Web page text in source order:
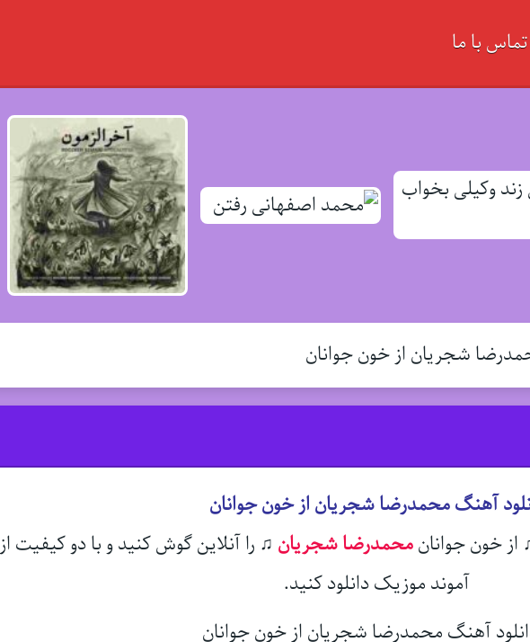
تماس با ما
شجریان از خون جوانان
آهنگ محمدرضا شجریان از خون جوانان
از خون جوانانمحمدرضا شجریان ♫ را آنلاین گوش کنید و با دو کیفیت از
آموند موزیک دانلود کنید.